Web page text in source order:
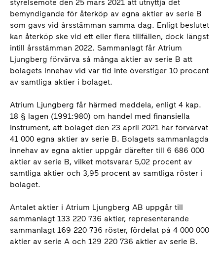
styrelsemöte den 25 mars 2021 att utnyttja det
bemyndigande för återköp av egna aktier av serie B
som gavs vid årsstämman samma dag. Enligt beslutet
kan återköp ske vid ett eller flera tillfällen, dock längst
intill årsstämman 2022. Sammanlagt får Atrium
Ljungberg förvärva så många aktier av serie B att
bolagets innehav vid var tid inte överstiger 10 procent
av samtliga aktier i bolaget.
Atrium Ljungberg får härmed meddela, enligt 4 kap.
18 § lagen (1991:980) om handel med finansiella
instrument, att bolaget den 23 april 2021 har förvärvat
41 000 egna aktier av serie B. Bolagets sammanlagda
innehav av egna aktier uppgår därefter till 6 686 000
aktier av serie B, vilket motsvarar 5,02 procent av
samtliga aktier och 3,95 procent av samtliga röster i
bolaget.
Antalet aktier i Atrium Ljungberg AB uppgår till
sammanlagt 133 220 736 aktier, representerande
sammanlagt 169 220 736 röster, fördelat på 4 000 000
aktier av serie A och 129 220 736 aktier av serie B.